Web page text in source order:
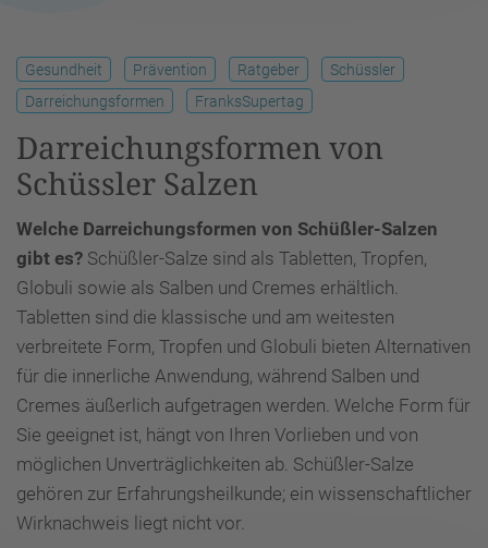
Gesundheit Prävention Ratgeber
Schüssler
Darreichungsformen
FranksSupertag
Darreichungsformen von
Schüssler Salzen
Welche Darreichungsformen von Schüßler-Salzen
gibt es? Schüßler-Salze sind als Tabletten, Tropfen,
Globuli sowie als Salben und Cremes erhältlich.
Tabletten sind die klassische und am weitesten
verbreitete Form, Tropfen und Globuli bieten Alternativen
für die innerliche Anwendung, während Salben und
Cremes äußerlich aufgetragen werden. Welche Form für
Sie geeignet ist, hängt von Ihren Vorlieben und von
möglichen Unverträglichkeiten ab. Schüßler-Salze
gehören zur Erfahrungsheilkunde; ein wissenschaftlicher
Wirknachweis liegt nicht vor.